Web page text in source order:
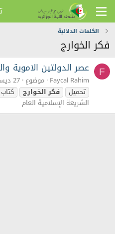
الكلمات الدلالية
فكر الخوارج
F عصر الدولتين الاموية
Faycal Rahim موضوع 27 ديسمبر 2016
تحميل
فكرالخوارج كتاب
الشريعة الإسلامية العام